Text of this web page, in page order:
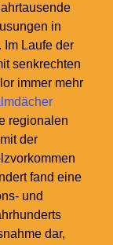
in
. Im Laufe der
senkrechten
immer mehr
regionalen
der
fand eine
und
dar,